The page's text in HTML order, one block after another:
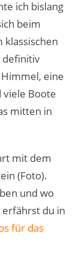
ich bislang
beim
definitiv
eine
viele Boote
mitten in
mit dem
(Foto).
und wo
erfährst du in
für das